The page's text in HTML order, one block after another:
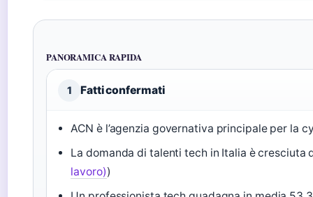
PANORAMICA RAPIDA
1 Fatti confermati
ACN è l’agenzia governativa principale per la
La domanda di talenti tech in Italia è cresciuta
lavoro))